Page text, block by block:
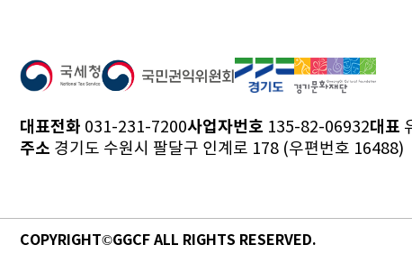
대표전화 031-231-7200사업자번호 135-82-06932대표
주소 경기도 수원시 팔달구 인계로 178 (우편번호 16488)
COPYRIGHT©GGCF ALL RIGHTS RESERVED.